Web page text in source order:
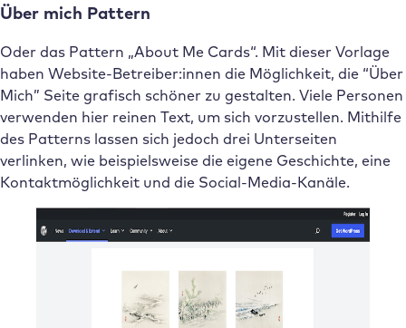
Über mich Pattern
Oder das Pattern „About Me Cards“. Mit dieser Vorlage
haben Website-Betreiber:innen die Möglichkeit, die “Über
Mich” Seite grafisch schöner zu gestalten. Viele Personen
verwenden hier reinen Text, um sich vorzustellen. Mithilfe
des Patterns lassen sich jedoch drei Unterseiten
verlinken, wie beispielsweise die eigene Geschichte, eine
Kontaktmöglichkeit und die Social-Media-Kanäle.